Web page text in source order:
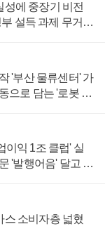
성에 중장기 비전
설득 과제 무거워
'부산 물류센터' 가
으로 담는 '로봇 40
이익 1조 클럽' 실
'발행어음' 달고 연
스 소비자층 넓혔